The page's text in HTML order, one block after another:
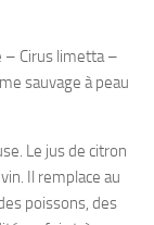
– Cirus limetta –
sauvage à peau
Le jus de citron
Il remplace au
poissons, des